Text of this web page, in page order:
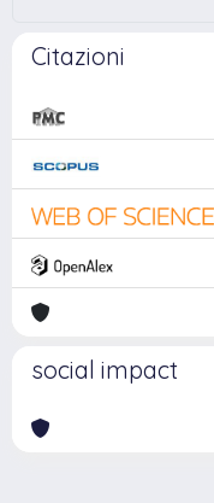
Citazioni
social impact